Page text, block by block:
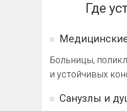
Где
Больницы,
и устойчивых
Санузлы и